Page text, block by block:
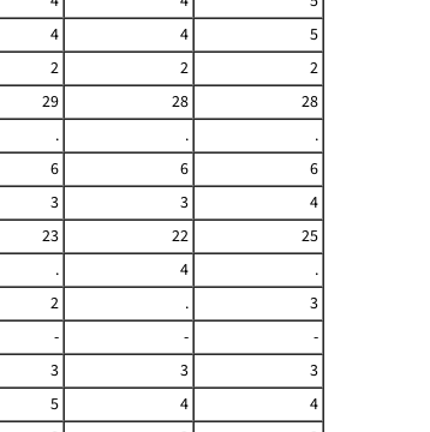
4 4
5
2 2
2
29 28
28
. .
.
6 6
6
3 3
4
23 22
25
. 4
.
2 .
3
- -
-
3 3
3
5 4
4